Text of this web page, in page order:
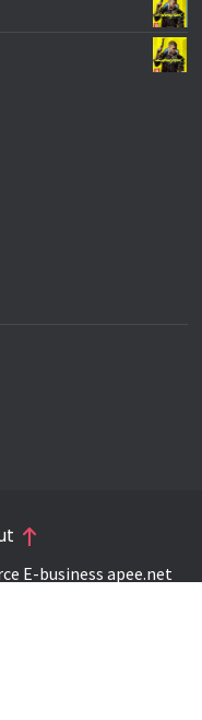
E-business apee.net